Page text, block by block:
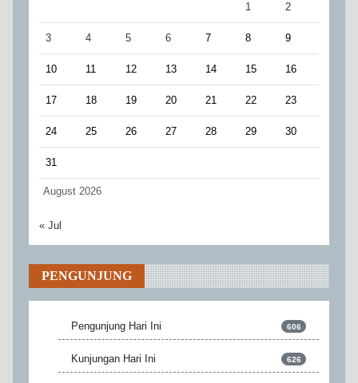
August 2026
1 2
3 4 5 6 7 8 9
10 11 12 13 14 15 16
17 18 19 20 21 22 23
24 25 26 27 28 29 30
31
« Jul
PENGUNJUNG
Pengunjung Hari Ini 606
Kunjungan Hari Ini 626